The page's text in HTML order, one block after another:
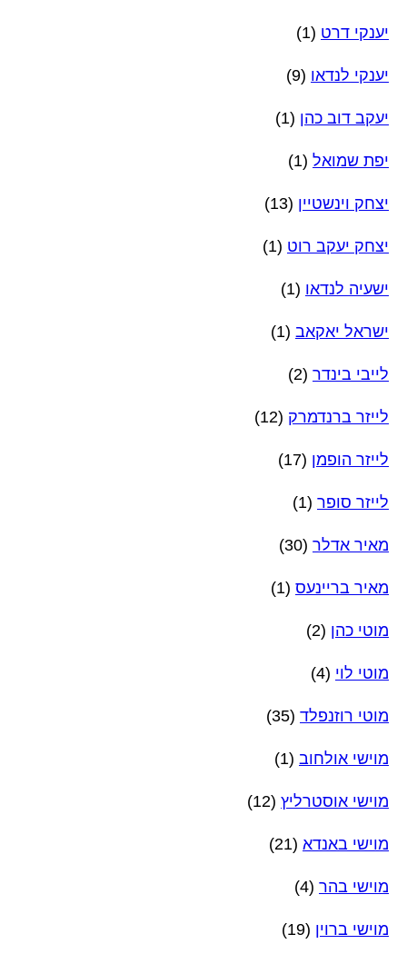
יענקי דרט (1)
יענקי לנדאו (9)
יעקב דוב כהן (1)
יפת שמואל (1)
יצחק וינשטיין (13)
יצחק יעקב רוט (1)
ישעיה לנדאו (1)
ישראל יאקאב (1)
לייבי בינדר (2)
לייזר ברנדמרק (12)
לייזר הופמן (17)
לייזר סופר (1)
מאיר אדלר (30)
מאיר בריינעס (1)
מוטי כהן (2)
מוטי לוי (4)
מוטי רוזנפלד (35)
מוישי אולחוב (1)
מוישי אוסטרליץ (12)
מוישי באנדא (21)
מוישי בהר (4)
מוישי ברוין (19)